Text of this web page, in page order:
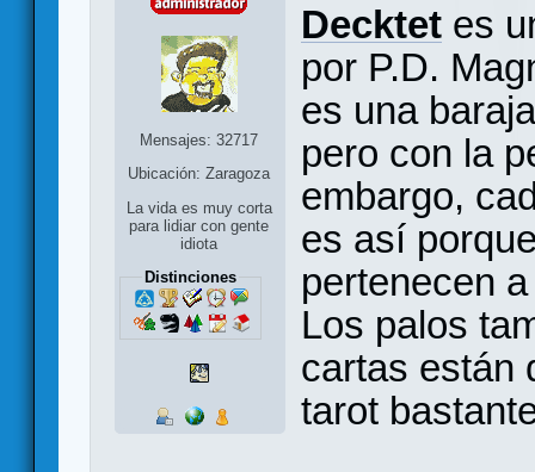
Mensajes: 32717
Ubicación: Zaragoza
La vida es muy corta
para lidiar con gente
idiota
Distinciones
Decktet es
por P.D.
es una
pero con la
embargo,
es así
pertenecen
Los palos
cartas están
tarot